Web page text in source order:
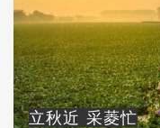
立秋近 采菱忙